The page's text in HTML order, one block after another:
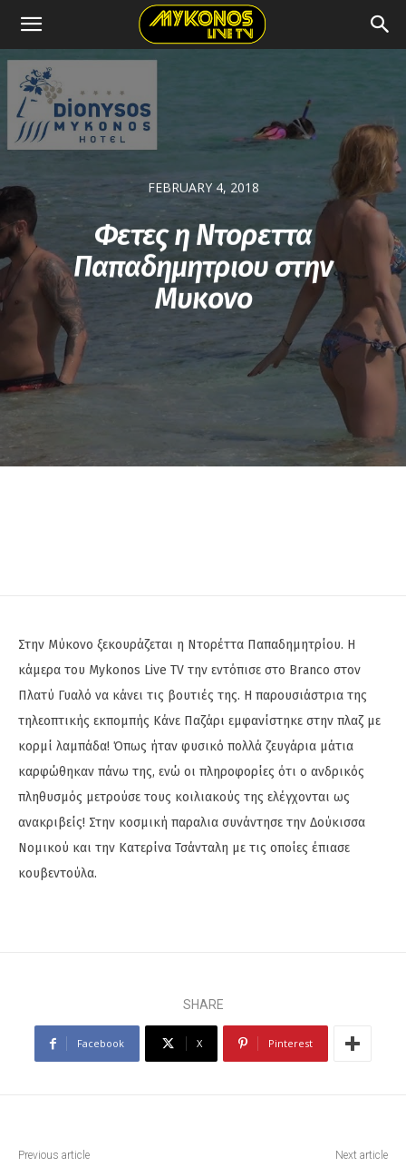
FEBRUARY 4, 2018
Φετες η Ντορεττα
Παπαδημητριου στην
Μυκονο
Στην Μύκονο ξεκουράζεται η Ντορέττα Παπαδημητρίου. Η
κάμερα του Mykonos Live TV την εντόπισε στο Branco στον
Πλατύ Γυαλό να κάνει τις βουτιές της. Η παρουσιάστρια της
τηλεοπτικής εκπομπής Κάνε Παζάρι εμφανίστηκε στην πλαζ με
κορμί λαμπάδα! Όπως ήταν φυσικό πολλά ζευγάρια μάτια
καρφώθηκαν πάνω της, ενώ οι πληροφορίες ότι ο ανδρικός
πληθυσμός μετρούσε τους κοιλιακούς της ελέγχονται ως
ανακριβείς! Στην κοσμική παραλια συνάντησε την Δούκισσα
Νομικού και την Κατερίνα Τσάνταλη με τις οποίες έπιασε
κουβεντούλα.
SHARE
Facebook X Pinterest
Previous article
Next article